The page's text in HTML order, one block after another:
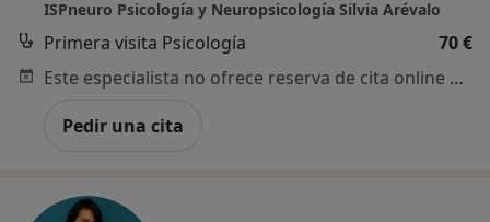
ISPneuro Psicología y Neuropsicología Silvia Arévalo
Primera visita Psicología
70 €
Este especialista no ofrece reserva de cita online en esta dirección.
Pedir una cita